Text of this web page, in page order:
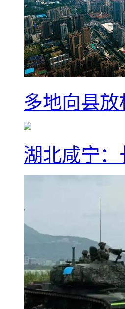
多地向县
湖北咸宁